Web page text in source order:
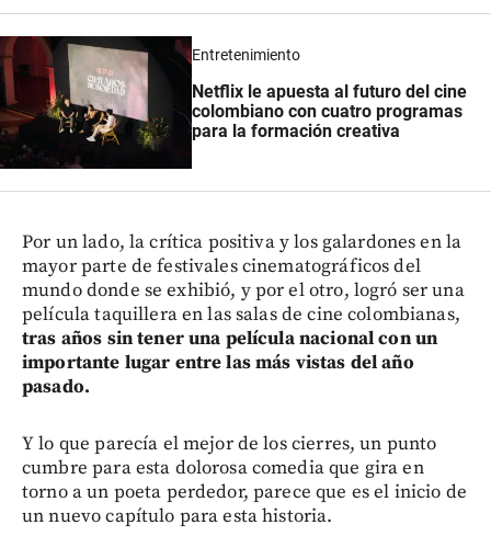
Entretenimiento
Netflix le apuesta al futuro del cine
colombiano con cuatro programas
para la formación creativa
Por un lado, la crítica positiva y los galardones en la
mayor parte de festivales cinematográficos del
mundo donde se exhibió, y por el otro, logró ser una
película taquillera en las salas de cine colombianas,
tras años sin tener una película nacional con un
importante lugar entre las más vistas del año
pasado.
Y lo que parecía el mejor de los cierres, un punto
cumbre para esta dolorosa comedia que gira en
torno a un poeta perdedor, parece que es el inicio de
un nuevo capítulo para esta historia.